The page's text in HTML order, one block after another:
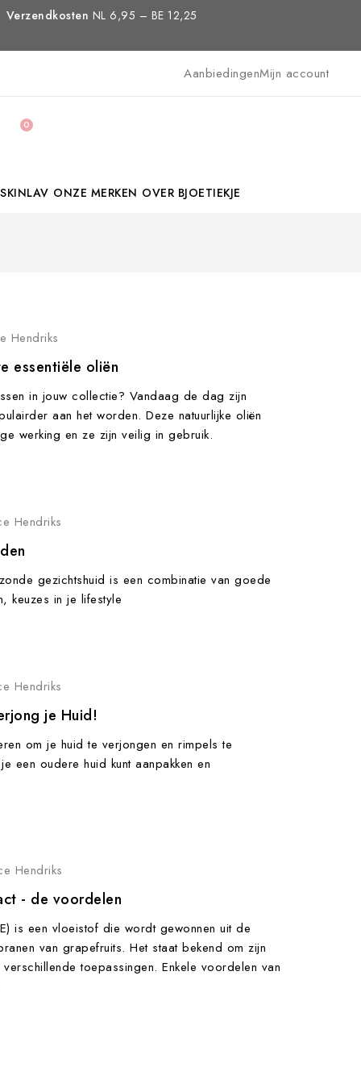
Verzendkosten NL 6,95 – BE 12,25
AanbiedingenMijn account
0
SKINLAV ONZE MERKEN OVER BJOETIEKJE
Hendriks
essentiële oliën
in jouw collectie? Vandaag de dag zijn
aan het worden. Deze natuurlijke oliën
werking en ze zijn veilig in gebruik.
Hendriks
gezichtshuid is een combinatie van goede
keuzes in je lifestyle
Hendriks
je Huid!
om je huid te verjongen en rimpels te
een oudere huid kunt aanpakken en
Hendriks
- de voordelen
is een vloeistof die wordt gewonnen uit de
van grapefruits. Het staat bekend om zijn
toepassingen. Enkele voordelen van